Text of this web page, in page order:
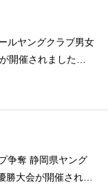
れま
（大
ルヤングクラブ男女
開催されました
争奪 静岡県ヤング
勝大会が開催されま